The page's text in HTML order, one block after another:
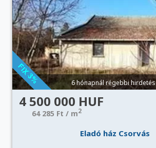
6 hónapnál régebbi hirdetés
4 500 000 HUF
64 285 Ft / m2
Eladó ház Csorvás